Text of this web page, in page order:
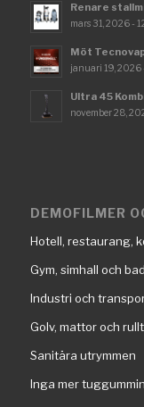
Renare
mars 31, 2026 -
Möt
januari 19, 2026
Ultra 45
november 28,
DEMOFILMER
Hotell, restaurang,
Gym, simhall och
Industri och
Golv, mattor och
Sanitära utrymmen
Inga mer